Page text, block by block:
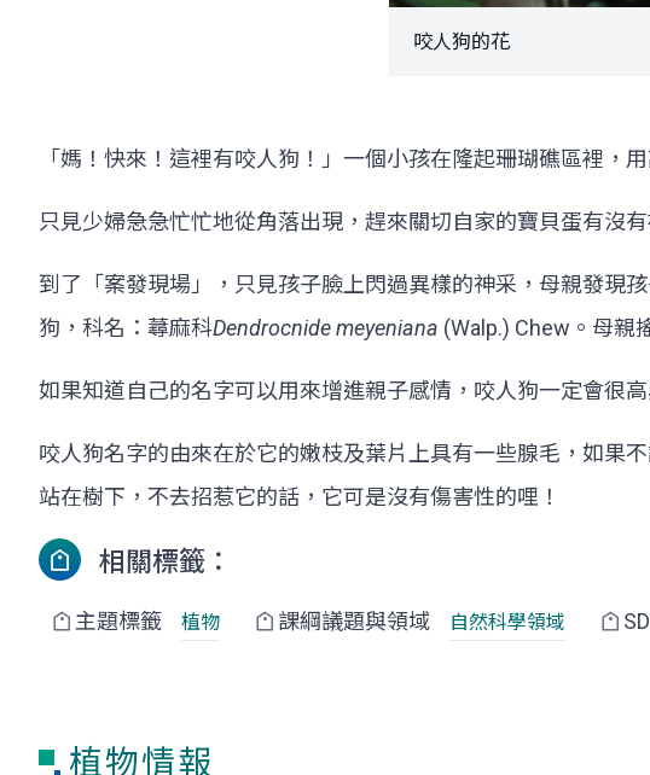
咬人狗的花
「媽！快來！這裡有咬人狗！」一個小孩在隆起珊瑚礁區裡，
只見少婦急急忙忙地從角落出現，趕來關切自家的寶貝蛋有沒
到了「案發現場」，只見孩子臉上閃過異樣的神采，母親發現
狗，科名：蕁麻科Dendrocnide meyeniana (Walp.) Chew。母親
如果知道自己的名字可以用來增進親子感情，咬人狗一定會很高
咬人狗名字的由來在於它的嫩枝及葉片上具有一些腺毛，如果
站在樹下，不去招惹它的話，它可是沒有傷害性的哩！
相關標籤：
主題標籤 植物 課綱議題與領域 自然科學領域
植物情報